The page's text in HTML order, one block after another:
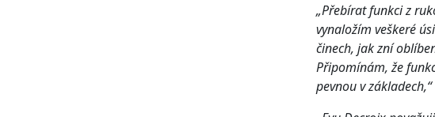
„Přebírat funkci z
vynaložím veškeré
činech, jak zní
Připomínám, že
pevnou v základech,“